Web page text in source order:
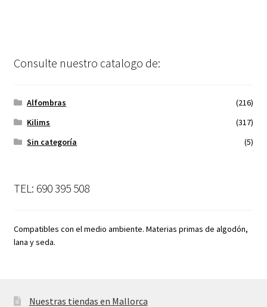
Consulte nuestro catalogo de:
Alfombras
(216)
Kilims
(317)
Sin categoría
(5)
TEL: 690 395 508
Compatibles con el medio ambiente. Materias primas de algodón,
lana y seda.
Nuestras tiendas en Mallorca